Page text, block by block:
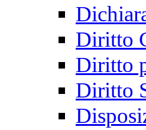
Diritto
Diritto
Diritto